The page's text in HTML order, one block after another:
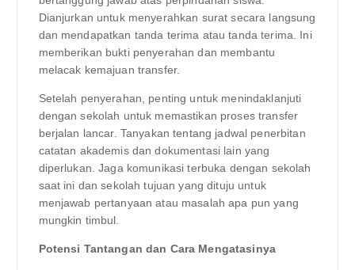
Dianjurkan untuk menyerahkan surat secara langsung
dan mendapatkan tanda terima atau tanda terima. Ini
memberikan bukti penyerahan dan membantu
melacak kemajuan transfer.
Setelah penyerahan, penting untuk menindaklanjuti
dengan sekolah untuk memastikan proses transfer
berjalan lancar. Tanyakan tentang jadwal penerbitan
catatan akademis dan dokumentasi lain yang
diperlukan. Jaga komunikasi terbuka dengan sekolah
saat ini dan sekolah tujuan yang dituju untuk
menjawab pertanyaan atau masalah apa pun yang
mungkin timbul.
Potensi Tantangan dan Cara Mengatasinya